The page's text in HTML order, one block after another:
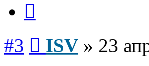
#3 ISV » 23